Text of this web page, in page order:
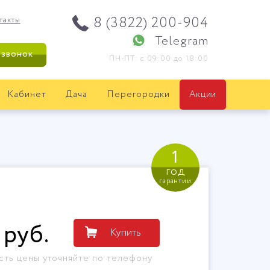
8 (3822) 200-904
Telegram
ПН-ПТ: с 09:00 до 18:00
Кабинет Дача Перегородки
Акции
1
год
гарантии
руб. Купить
цены уточняйте по телефону